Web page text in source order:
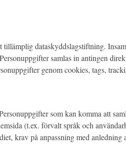
dataskyddslagstiftning.
samlas in antingen
genom cookies, tags,
som kan komma att
(t.ex. förvalt språk och
krav på anpassning med